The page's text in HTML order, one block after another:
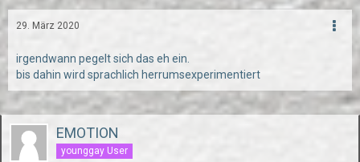
29. März 2020
irgendwann pegelt sich das eh ein.
bis dahin wird sprachlich herrumsexperimentiert
EMOTION
younggay User